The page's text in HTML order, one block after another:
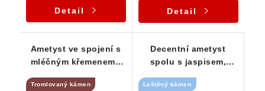
Detail Detail
Ametyst ve spojení s
mléčným křemenem -
Tromlovaný kámen
Decentní ametyst
spolu s jaspisem,
Leštěný kámen